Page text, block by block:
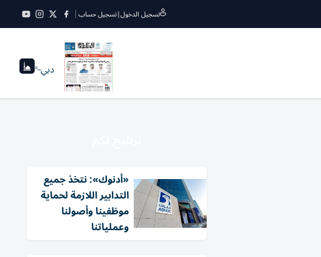
تسجيل الدخول|تسجيل حساب
دبي--°
«أدنوك»: نتخذ جميع
التدابير اللازمة لحماية
موظفينا وأصولنا
وعملياتنا